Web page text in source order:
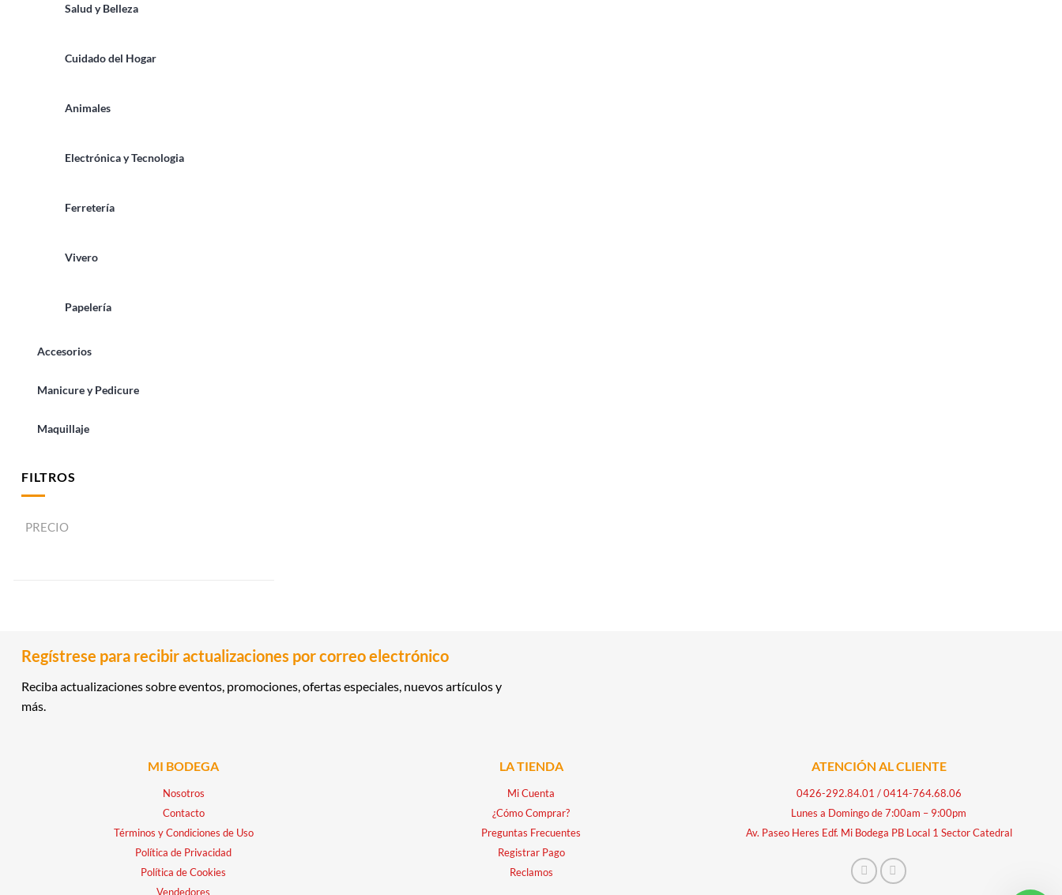
Salud y Belleza
Cuidado del Hogar
Animales
Electrónica y Tecnologia
Ferretería
Vivero
Papelería
Accesorios
Manicure y Pedicure
Maquillaje
FILTROS
PRECIO
Regístrese para recibir actualizaciones por correo electrónico
Reciba actualizaciones sobre eventos, promociones, ofertas especiales, nuevos artículos y
más.
MI BODEGA
Nosotros
Contacto
Términos y Condiciones de Uso
Política de Privacidad
Política de Cookies
Vendedores
LA TIENDA
Mi Cuenta
¿Cómo Comprar?
Preguntas Frecuentes
Registrar Pago
Reclamos
ATENCIÓN AL CLIENTE
0426-292.84.01 /0414-764.68.06
Lunes a Domingo de 7:00am – 9:00pm
Av. Paseo Heres Edf. Mi Bodega PB Local 1 Sector Catedral